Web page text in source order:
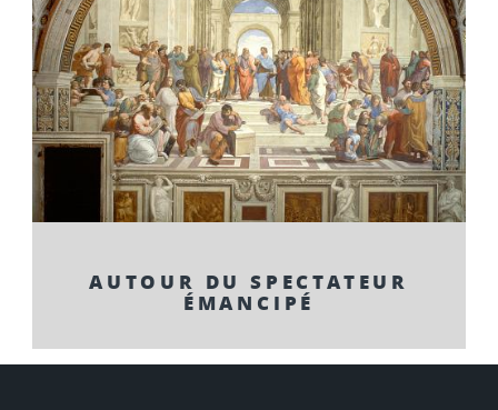
AUTOUR DU SPECTATEUR
ÉMANCIPÉ